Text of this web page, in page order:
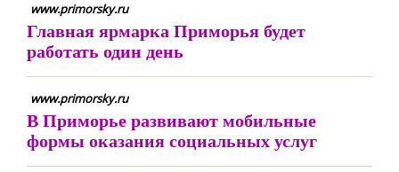
www.primorsky.ru
Главная ярмарка Приморья будет
работать один день
www.primorsky.ru
В Приморье развивают мобильные
формы оказания социальных услуг